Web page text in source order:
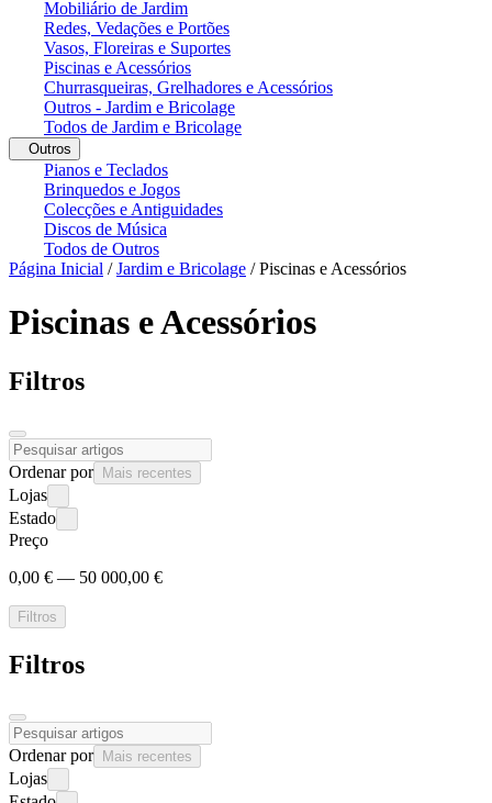
Mobiliário de Jardim
Redes, Vedações e Portões
Vasos, Floreiras e Suportes
Piscinas e Acessórios
Churrasqueiras, Grelhadores e Acessórios
Outros - Jardim e Bricolage
Todos de Jardim e Bricolage
Outros
Pianos e Teclados
Brinquedos e Jogos
Colecções e Antiguidades
Discos de Música
Todos de Outros
Página Inicial /Jardim e Bricolage /Piscinas e Acessórios
Piscinas eAcessórios
Filtros
Ordenar por Mais recentes
Lojas
Estado
Preço
0,00 € — 50 000,00 €
Filtros
Filtros
Ordenar por Mais recentes
Lojas